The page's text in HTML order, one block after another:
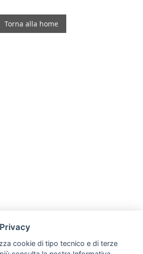
Torna alla home
cookie di tipo tecnico e di terze